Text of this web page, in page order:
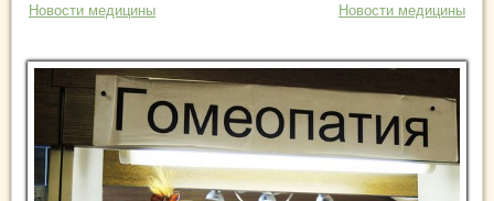
Новости медицины Новости медицины